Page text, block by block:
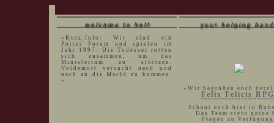
welcome to hell your helping
»Kurz-Info: Wir sind ein
Potter Forum und spielen im
Jahr 1997. Die Todesser rotten
sich zusammen, um das
Ministerium zu stürtzen.
Voldemort versucht nach und
nach an die Macht zu kommen.
«
»Wir begrüßen euch
Felix Felicis RPG
Schaut euch hier in
Das Team steht gerne
Fragen zu